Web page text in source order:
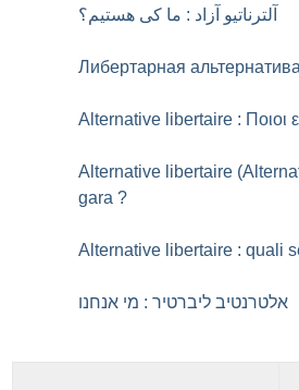
آلترناتیو آزاد : ما کی هستیم؟
Либертарная
Alternative libertaire : Ποιοι
Alternative libertaire
gara ?
Alternative libertaire : quali
אלטרנטיב ליברטיר : מי אנחנו